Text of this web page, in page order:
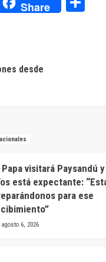
Share
desde
Papa visitará Paysandú
está expectante:
para ese
agosto 6, 2026